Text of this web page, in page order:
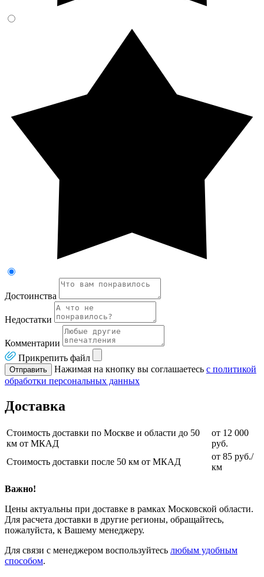
Достоинства
Недостатки
Комментарии
Прикрепить файл
Отправить Нажимая на кнопку вы соглашаетесь с политикой
обработки персональных данных
Доставка
Стоимость доставки по Москве и области до 50
км от МКАД
от 12 000
руб.
Стоимость доставки после 50 км от МКАД
от 85 руб./
км
Важно!
Цены актуальны при доставке в рамках Московской области.
Для расчета доставки в другие регионы, обращайтесь,
пожалуйста, к Вашему менеджеру.
Для связи с менеджером воспользуйтесь любым удобным
способом.